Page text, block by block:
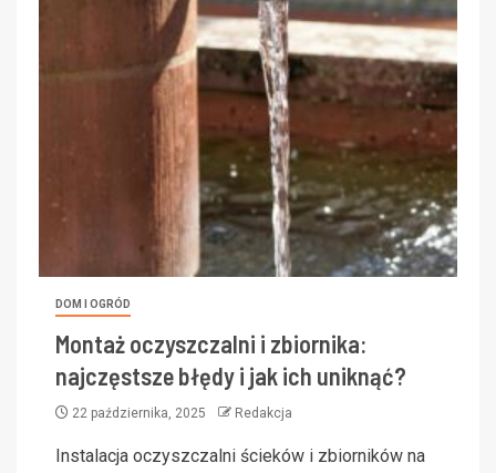
DOM I OGRÓD
Montaż oczyszczalni i zbiornika:
najczęstsze błędy i jak ich uniknąć?
22 października, 2025 Redakcja
Instalacja oczyszczalni ścieków i zbiorników na